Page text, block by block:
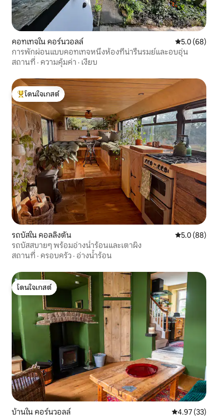
คอทเทจใน คอร์นวอลล์ คะแนนเฉลี่ย
5.0 (68)
การพักผ่อนแบบคอทเทจหนึ่งห้องที่น่ารื่นรมย์และอบอุ่น
สถานที่ · ความคุ้มค่า · เงียบ
โดนใจเกสต์ที่สุด
โดนใจเกสต์
รถบัสใน คอลลิงตัน คะแนนเฉลี่ย
5.0 (88)
รถบัสสบายๆ พร้อมอ่างน้ำร้อนและเตาผิง
สถานที่ · ครอบครัว · อ่างน้ำร้อน
โดนใจเกสต์
โดนใจเกสต์
บ้านใน คอร์นวอลล์ คะแนนเฉลี่ย
4.97 (33)